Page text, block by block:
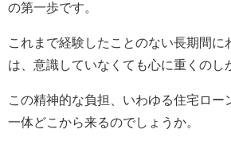
の第一歩です。
これまで経験したことのない長期間に
は、意識していなくても心に重くのし
この精神的な負担、いわゆる住宅ロー
一体どこから来るのでしょうか。